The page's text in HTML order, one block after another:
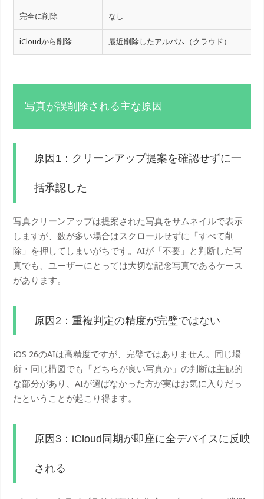
完全に削除 なし
iCloudから削除 最近削除したアルバム（クラウド）
写真が誤削除される主な原因
原因1：クリーンアップ提案を確認せずに一
括承認した
写真クリーンアップは提案された写真をサムネイルで表示
しますが、数が多い場合はスクロールせずに「すべて削
除」を押してしまいがちです。AIが「不要」と判断した写
真でも、ユーザーにとっては大切な記念写真であるケース
があります。
原因2：重複判定の精度が完璧ではない
iOS 26のAIは高精度ですが、完璧ではありません。同じ場
所・同じ構図でも「どちらが良い写真か」の判断は主観的
な部分があり、AIが選ばなかった方が実はお気に入りだっ
たということが起こり得ます。
原因3：iCloud同期が即座に全デバイスに反映
される